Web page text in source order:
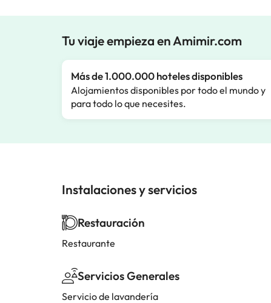
Tu viaje empieza en Amimir.com
Más de 1.000.000 hoteles disponibles
Alojamientos disponibles por todo el mundo y
para todo lo que necesites.
Instalaciones y servicios
Restauración
Restaurante
Servicios Generales
Servicio de lavandería